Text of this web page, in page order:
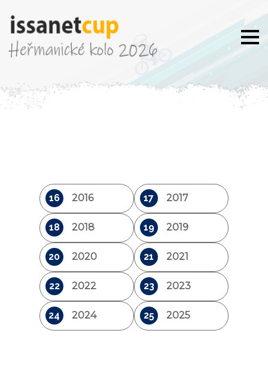
16 2016 17 2017
18 2018 19 2019
20 2020 21 2021
22 2022 23 2023
24 2024 25 2025